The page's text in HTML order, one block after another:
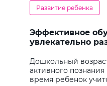
Развитие ребенка
Эффективное
увлекательно
Дошкольный
активного
время ребенок